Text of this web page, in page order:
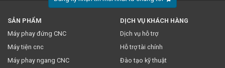
* Việc này đồng nghĩa với việc bạn chấp nhậnchính sách
của chúng tôi.
SẢN PHẨM
Máy phay đứng CNC
Máy tiện cnc
Máy phay ngang CNC
DỊCH VỤ KHÁCH HÀNG
Dịch vụ hỗ trợ
Hỗ trợ tài chính
Đào tạo kỹ thuật